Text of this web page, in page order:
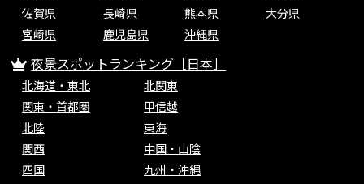
佐賀県
長崎県 熊本県
大分県
宮崎県
鹿児島県 沖縄県
夜景スポットランキング［日本］
北海道・東北
北関東
関東・首都圏
甲信越
北陸
東海
関西
中国・山陰
四国
九州・沖縄